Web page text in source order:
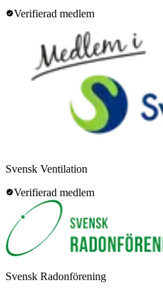
Verifierad medlem
Svensk Ventilation
Verifierad medlem
Svensk Radonförening